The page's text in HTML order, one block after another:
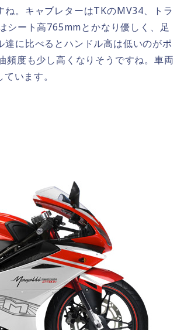
ね。キャブレターはTKのMV34、トラ
シート高765mmとかなり優しく、足
に比べるとハンドル高は低いのがポ
頻度も少し高くなりそうですね。車両
います。